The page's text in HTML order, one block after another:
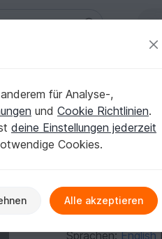
Du kannst die
der Zahlung
Autor: LenaDelva
Sprachen:English
für Analyse-,
und Cookie Richtlinien.
deine Einstellungen jederzeit
Cookies.
Alle akzeptieren